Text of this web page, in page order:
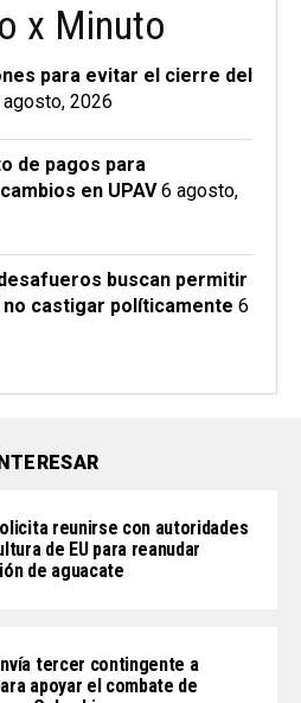
x Minuto
para evitar el cierre del
2026
de pagos para
en UPAV 6 agosto,
buscan permitir
castigar políticamente 6
reunirse con autoridades
de EU para reanudar
de aguacate
tercer contingente a
apoyar el combate de